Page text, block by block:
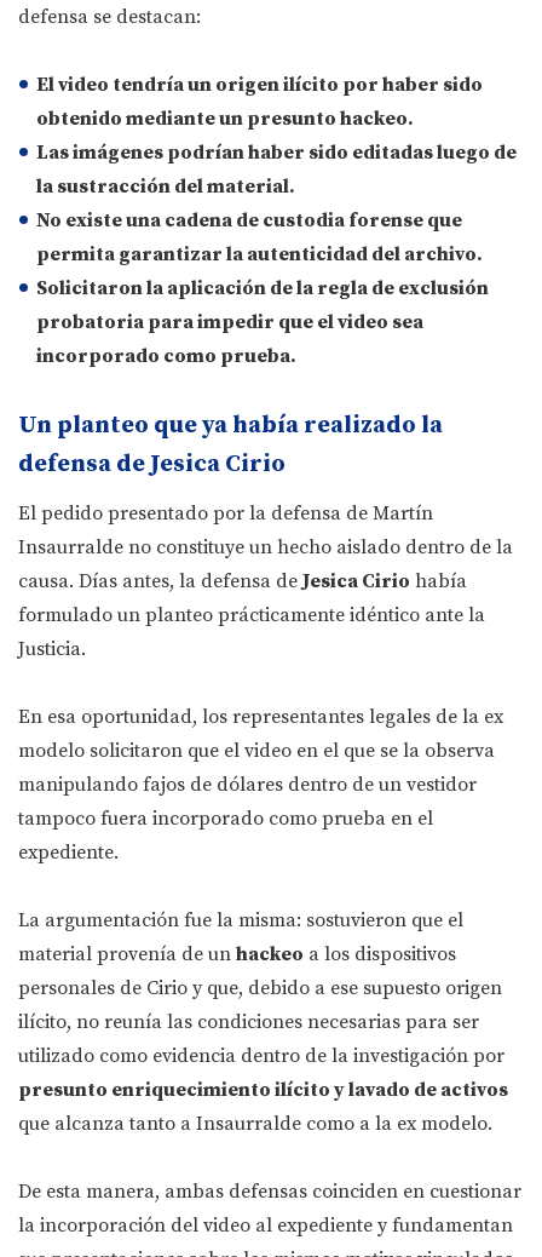
defensa se destacan:
El video tendría un origen ilícito por haber sido
obtenido mediante un presunto hackeo.
Las imágenes podrían haber sido editadasluego de
la sustracción del material.
No existe una cadena de custodia forense que
permita garantizar la autenticidad del archivo.
Solicitaron la aplicación de la regla de exclusión
probatoria para impedir que el video sea
incorporado como prueba.
Un planteo que ya había realizado la
defensa de Jesica Cirio
El pedido presentado por la defensa de Martín
Insaurralde no constituye un hecho aislado dentro de la
causa. Días antes, la defensa deJesica Cirio había
formulado un planteo prácticamente idéntico ante la
Justicia.
En esa oportunidad, los representantes legales de la ex
modelo solicitaron que el video en el que se la observa
manipulando fajos de dólares dentro de un vestidor
tampoco fuera incorporado como prueba en el
expediente.
La argumentación fue la misma: sostuvieron que el
material provenía de un hackeo a los dispositivos
personales de Cirio y que, debido a ese supuesto origen
ilícito, no reunía las condiciones necesarias para ser
utilizado como evidencia dentro de la investigación por
presunto enriquecimiento ilícito y lavado de activos
que alcanza tanto a Insaurralde como a la ex modelo.
De esta manera, ambas defensas coinciden en cuestionar
la incorporación del video al expediente y fundamentan